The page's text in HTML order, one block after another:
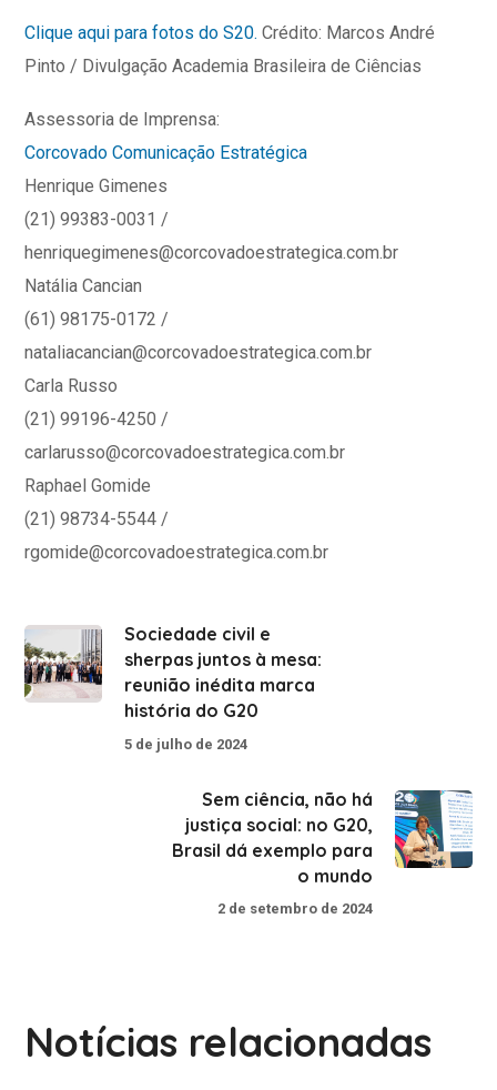
Clique aqui para fotos do S20. Crédito: Marcos André
Pinto / Divulgação Academia Brasileira de Ciências
Assessoria de Imprensa:
Corcovado Comunicação Estratégica
Henrique Gimenes
(21) 99383-0031 /
henriquegimenes@corcovadoestrategica.com.br
Natália Cancian
(61) 98175-0172 /
nataliacancian@corcovadoestrategica.com.br
Carla Russo
(21) 99196-4250 /
carlarusso@corcovadoestrategica.com.br
Raphael Gomide
(21) 98734-5544 /
rgomide@corcovadoestrategica.com.br
Sociedade civil e
sherpas juntos à mesa:
reunião inédita marca
história do G20
5 de julho de 2024
Sem ciência, não há
justiça social: no G20,
Brasil dá exemplo para
o mundo
2 de setembro de 2024
Notícias relacionadas